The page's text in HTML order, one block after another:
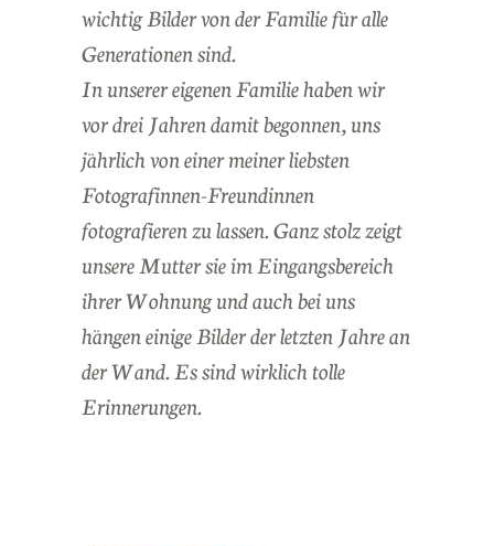
wichtig Bilder von der Familie für alle
Generationen sind.
In unserer eigenen Familie haben wir
vor drei Jahren damit begonnen, uns
jährlich von einer meiner liebsten
Fotografinnen-Freundinnen
fotografieren zu lassen. Ganz stolz zeigt
unsere Mutter sie im Eingangsbereich
ihrer Wohnung und auch bei uns
hängen einige Bilder der letzten Jahre an
der Wand. Es sind wirklich tolle
Erinnerungen.